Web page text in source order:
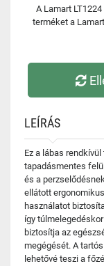
A Lamart
terméket a
LEÍRÁS
Ez a lábas
tapadásmentes
és a
ellátott
használatot
így
biztosítja az
megégését. A
lehetővé teszi a